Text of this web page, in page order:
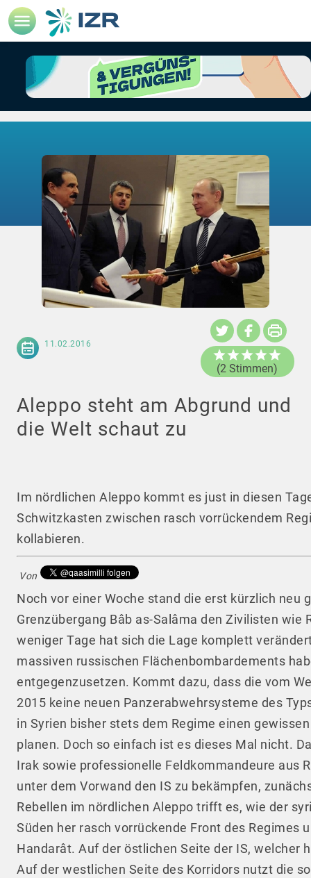
11.02.2016
(2 Stimmen)
Aleppo steht am Abgrund und
die Welt schaut zu
Im nördlichen Aleppo kommt es just in diesen
Schwitzkasten zwischen rasch vorrückendem
kollabieren.
Von
Noch vor einer Woche stand die erst kürzlich
Grenzübergang Bâb as-Salâma den Zivilisten
weniger Tage hat sich die Lage komplett
massiven russischen Flächenbombardements
entgegenzusetzen. Kommt dazu, dass die vom
2015 keine neuen Panzerabwehrsysteme des
in Syrien bisher stets dem Regime einen
planen. Doch so einfach ist es dieses Mal nicht.
Irak sowie professionelle Feldkommandeure aus
unter dem Vorwand den IS zu bekämpfen,
Rebellen im nördlichen Aleppo trifft es, wie der
Süden her rasch vorrückende Front des
Handarât. Auf der östlichen Seite der IS, welcher
Auf der westlichen Seite des Korridors nutzt die